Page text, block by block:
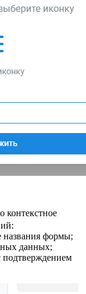
контекстное
названия формы;
данных;
подтверждением